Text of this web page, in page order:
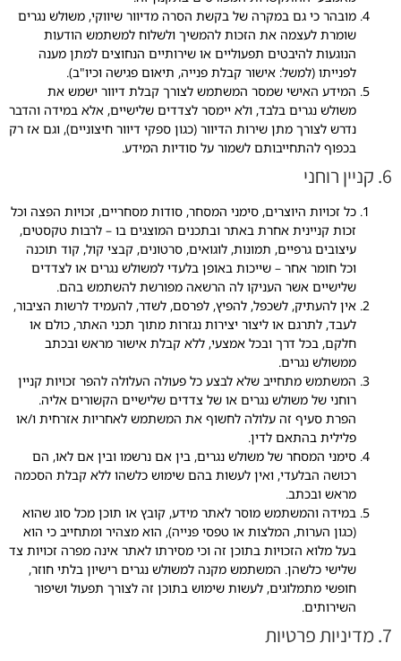
מובהר כי גם במקרה של בקשת הסרה מדיוור שיווקי, משולש נגרים
שומרת לעצמה את הזכות להמשיך ולשלוח למשתמש הודעות
הנוגעות להיבטים תפעוליים או שירותיים הנחוצים למתן מענה
לפנייתו (למשל: אישור קבלת פנייה, תיאום פגישה וכיו"ב).
המידע האישי שמסר המשתמש לצורך קבלת דיוור ישמש את
משולש נגרים בלבד, ולא יימסר לצדדים שלישיים, אלא במידה והדבר
נדרש לצורך מתן שירות הדיוור (כגון ספקי דיוור חיצוניים), וגם אז רק
בכפוף להתחייבותם לשמור על סודיות המידע.
6. קניין רוחני
כל זכויות היוצרים, סימני המסחר, סודות מסחריים, זכויות הפצה וכל
זכות קניינית אחרת באתר ובתכנים המוצגים בו – לרבות טקסטים,
עיצובים גרפיים, תמונות, לוגואים, סרטונים, קבצי קול, קוד תוכנה
וכל חומר אחר – שייכות באופן בלעדי למשולש נגרים או לצדדים
שלישיים אשר העניקו לה הרשאה מפורשת להשתמש בהם.
אין להעתיק, לשכפל, להפיץ, לפרסם, לשדר, להעמיד לרשות הציבור,
לעבד, לתרגם או ליצור יצירות נגזרות מתוך תכני האתר, כולם או
חלקם, בכל דרך ובכל אמצעי, ללא קבלת אישור מראש ובכתב
ממשולש נגרים.
המשתמש מתחייב שלא לבצע כל פעולה העלולה להפר זכויות קניין
רוחני של משולש נגרים או של צדדים שלישיים הקשורים אליה.
הפרת סעיף זה עלולה לחשוף את המשתמש לאחריות אזרחית ו/או
פלילית בהתאם לדין.
סימני המסחר של משולש נגרים, בין אם נרשמו ובין אם לאו, הם
רכושה הבלעדי, ואין לעשות בהם שימוש כלשהו ללא קבלת הסכמה
מראש ובכתב.
במידה והמשתמש מוסר לאתר מידע, קובץ או תוכן מכל סוג שהוא
(כגון הערות, המלצות או טפסי פנייה), הוא מצהיר ומתחייב כי הוא
בעל מלוא הזכויות בתוכן זה וכי מסירתו לאתר אינה מפרה זכויות צד
שלישי כלשהן. המשתמש מקנה למשולש נגרים רישיון בלתי חוזר,
חופשי מתמלוגים, לעשות שימוש בתוכן זה לצורך תפעול ושיפור
השירותים.
7. מדיניות פרטיות